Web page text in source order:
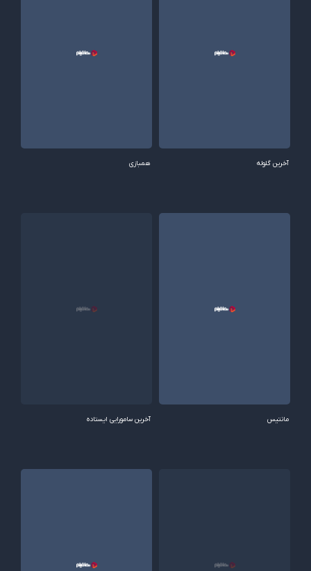
آخرین گلوله همبازی
مانتیس آخرین سامورایی ایستاده